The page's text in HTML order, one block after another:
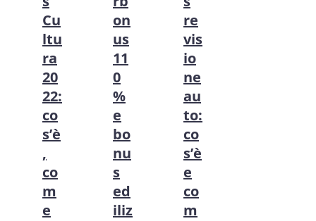
Cu
ltu
ra
20
22:
co
s’è
,
co
m
e
on
us
11
0
%
e
bo
nu
s
ed
iliz
re
vis
io
ne
au
to:
co
s’è
e
co
m